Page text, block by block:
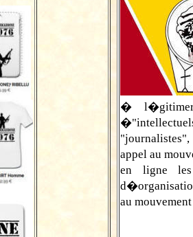
� l�gitimer
appel au
en ligne
au